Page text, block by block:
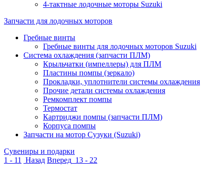
4-тактные лодочные моторы Suzuki
Запчасти для лодочных моторов
Гребные винты
Гребные винты для лодочных моторов Suzuki
Система охлаждения (запчасти ПЛМ)
Крыльчатки (импеллеры) для ПЛМ
Пластины помпы (зеркало)
Прокладки, уплотнители системы охлаждения
Прочие детали системы охлаждения
Ремкомплект помпы
Термостат
Картриджи помпы (запчасти ПЛМ)
Корпуса помпы
Запчасти на мотор Сузуки (Suzuki)
Сувениры и подарки
1 - 11
Назад Вперед 13 - 22